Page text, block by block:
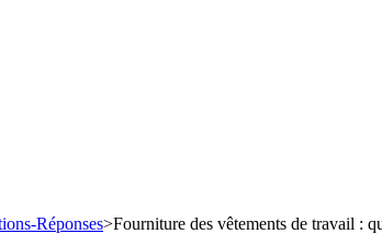
Réponses>Fourniture des vêtements de travail :